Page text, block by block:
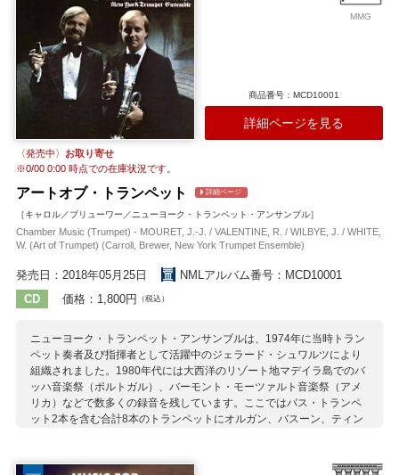
ーと木管コルネット、古雅なる弦楽器を交えてのルネサンス・オーケ
ストラ編成に酔いしれる痛快な新録音です。
収録作曲家：
アグリコラ
ヴィアダーナ
ファン・エイク
エーヌ・ヴァン・ギゼゲム
カステッロ
G.ガブリエリ
カレザーナ
ゴンベール ジェズアルド シャイト
ジョスカン
ダンスタブル
プレストン
ボールドワイン
MMG
商品番号：MCD10001
詳細ページを見る
〈発売中〉 お取り寄せ
※0/00 0:00時点での在庫状況です。
アートオブ・トランペット 詳細ページ
［キャロル／ブリューワー／ニューヨーク・トランペット・アンサンブル］
Chamber Music (Trumpet) - MOURET, J.-J. / VALENTINE, R. / WILBYE, J. / WHITE,
W. (Art of Trumpet) (Carroll, Brewer, New York Trumpet Ensemble)
発売日：2018年05月25日
NMLアルバム番号：MCD10001
CD
価格：1,800円 （税込）
ニューヨーク・トランペット・アンサンブルは、1974年に当時トラン
ペット奏者及び指揮者として活躍中のジェラード・シュワルツにより
組織されました。1980年代には大西洋のリゾート地マデイラ島でのバ
ッハ音楽祭（ポルトガル）、バーモント・モーツァルト音楽祭（アメ
リカ）などで数多くの録音を残しています。ここではバス・トランペ
ット2本を含む合計8本のトランペットにオルガン、バスーン、ティン
院を出たトランペット奏者エドワード・キャロル。録音は伝説のチー